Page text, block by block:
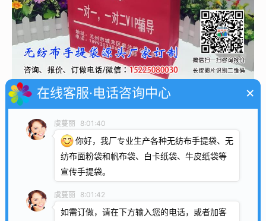
微信号：15838231350
添加微信好友, 获取更多信息
展会专用手提袋定制专家，助力品牌行走的广告!
在线客服·电话咨询中心 ×
虞蔓丽 8:01:40
你好，我厂专业生产各种无纺布手提袋、无
纺布面粉袋和帆布袋、白卡纸袋、牛皮纸袋等
宣传手提袋。
虞蔓丽 8:01:42
如需订做，请在下方输入您的电话，或者加客